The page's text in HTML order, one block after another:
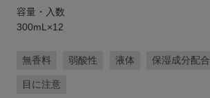
容量・入数
300mL×12
無香料 弱酸性 液体 保湿成分配合
目に注意